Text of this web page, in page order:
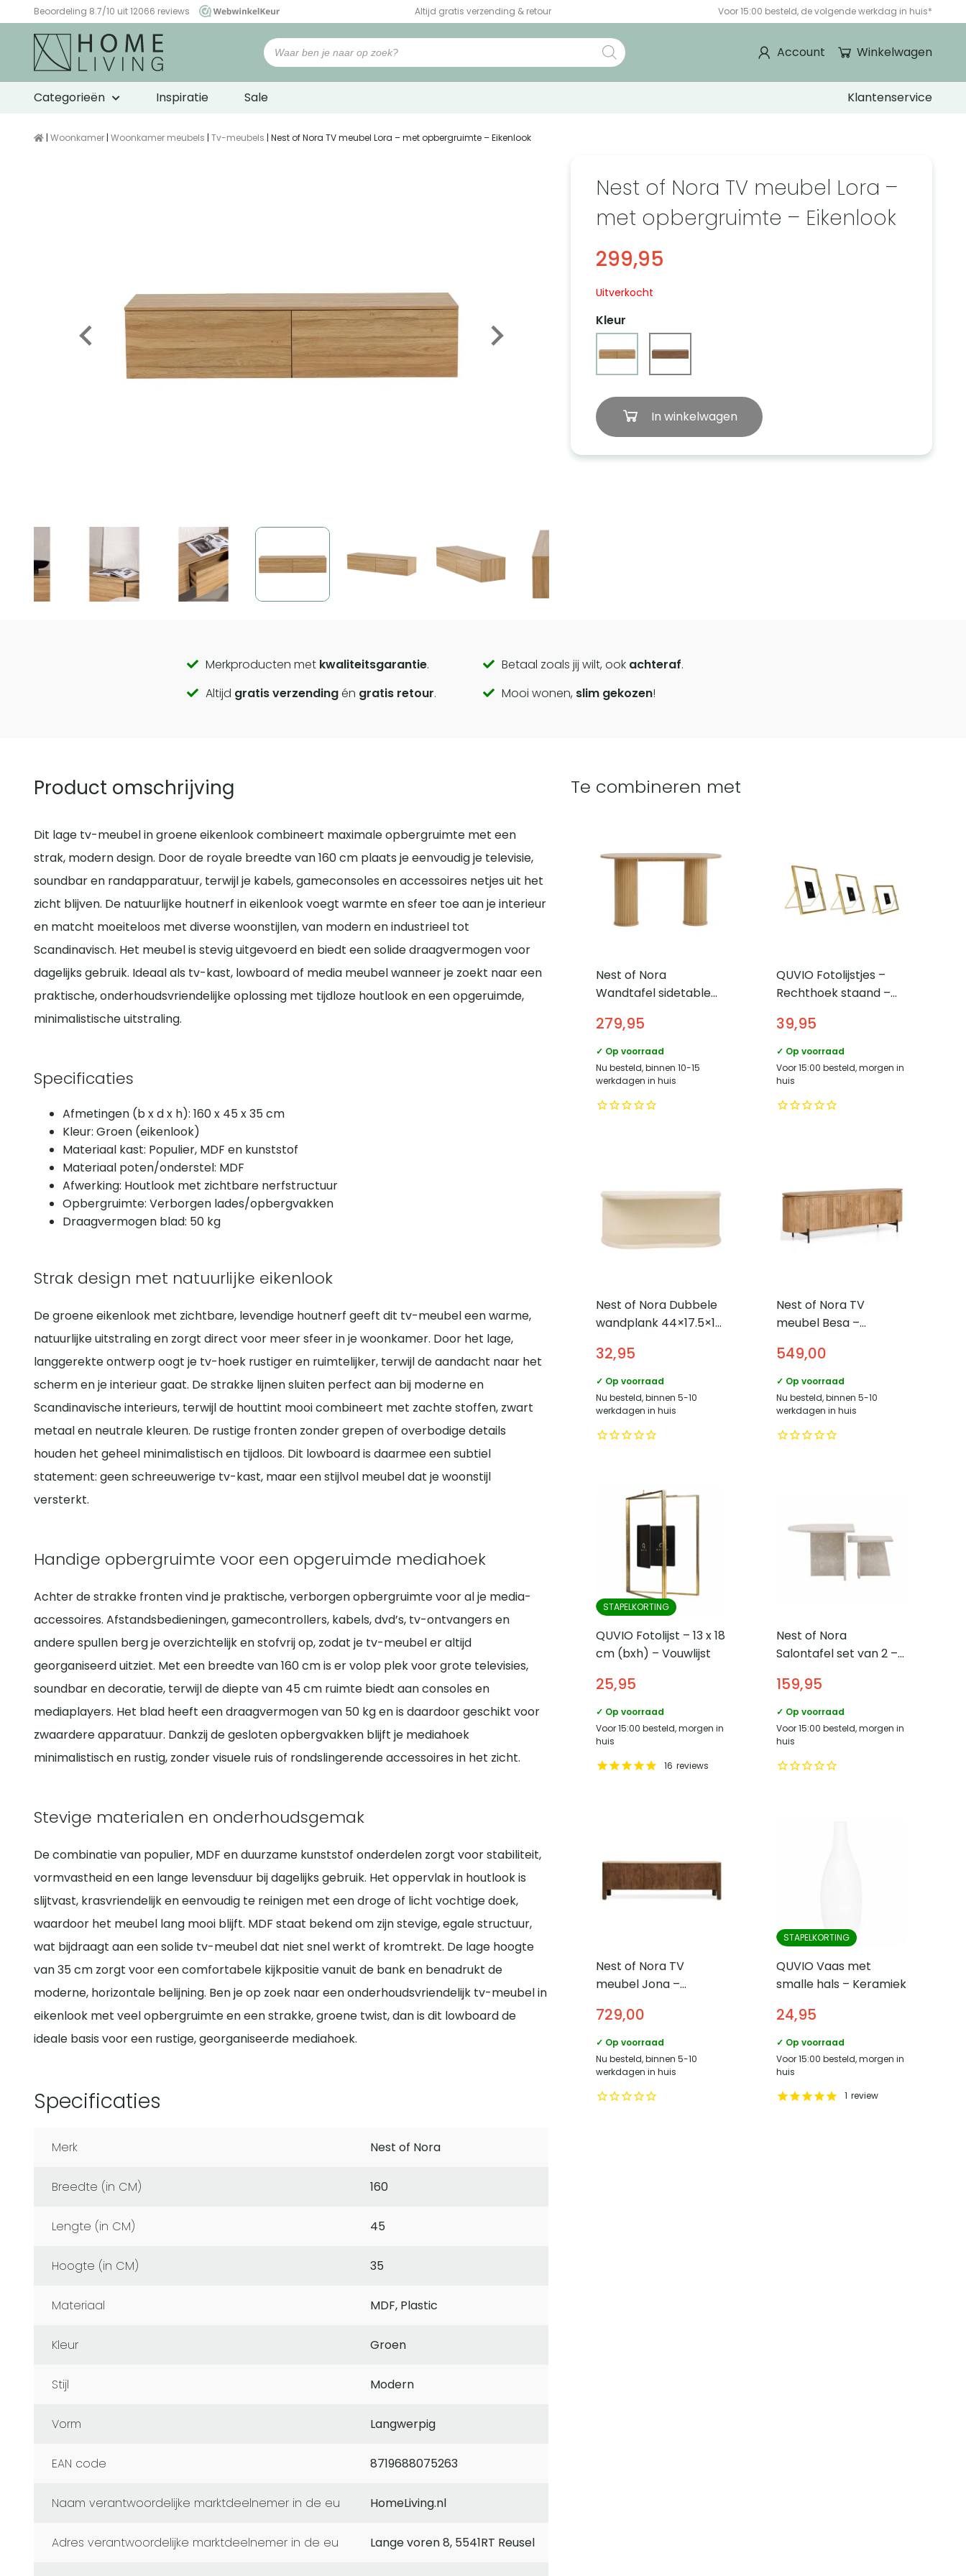
Beoordeling 8.7/10 uit 12066 reviews
WebwinkelKeur
Altijd gratis verzending & retour Voor 15:00 besteld, de volgende werkdag in huis*
Winkelwagen
Account
Categorieën Inspiratie Sale Klantenservice
| Woonkamer | Woonkamer meubels | Tv-meubels | Nest of Nora TV meubel Lora – met opbergruimte – Eikenlook
Nest of Nora TV meubel Lora –
met opbergruimte – Eikenlook
299,95
Uitverkocht
Kleur
In winkelwagen
Call
to
Merkproducten met kwaliteitsgarantie. Betaal zoals jij wilt, ook achteraf.
Altijd gratis verzendingén gratis retour. Mooi wonen, slim gekozen!
Product omschrijving
Dit lage tv-meubel in groene eikenlook combineert maximale opbergruimte met een
strak, modern design. Door de royale breedte van 160 cm plaats je eenvoudig je televisie,
soundbar en randapparatuur, terwijl je kabels, gameconsoles en accessoires netjes uit het
zicht blijven. De natuurlijke houtnerf in eikenlook voegt warmte en sfeer toe aan je interieur
en matcht moeiteloos met diverse woonstijlen, van modern en industrieel tot
Scandinavisch. Het meubel is stevig uitgevoerd en biedt een solide draagvermogen voor
dagelijks gebruik. Ideaal als tv-kast, lowboard of media meubel wanneer je zoekt naar een
praktische, onderhoudsvriendelijke oplossing met tijdloze houtlook en een opgeruimde,
minimalistische uitstraling.
Specificaties
Afmetingen (b x d x h): 160 x 45 x 35 cm
Kleur: Groen (eikenlook)
Materiaal kast: Populier, MDF en kunststof
Materiaal poten/onderstel: MDF
Afwerking: Houtlook met zichtbare nerfstructuur
Opbergruimte: Verborgen lades/opbergvakken
Draagvermogen blad: 50 kg
Strak design met natuurlijke eikenlook
De groene eikenlook met zichtbare, levendige houtnerf geeft dit tv-meubel een warme,
natuurlijke uitstraling en zorgt direct voor meer sfeer in je woonkamer. Door het lage,
langgerekte ontwerp oogt je tv-hoek rustiger en ruimtelijker, terwijl de aandacht naar het
scherm en je interieur gaat. De strakke lijnen sluiten perfect aan bij moderne en
Scandinavische interieurs, terwijl de houttint mooi combineert met zachte stoffen, zwart
metaal en neutrale kleuren. De rustige fronten zonder grepen of overbodige details
houden het geheel minimalistisch en tijdloos. Dit lowboard is daarmee een subtiel
statement: geen schreeuwerige tv-kast, maar een stijlvol meubel dat je woonstijl
versterkt.
Handige opbergruimte voor een opgeruimde mediahoek
Achter de strakke fronten vind je praktische, verborgen opbergruimte voor al je media-
accessoires. Afstandsbedieningen, gamecontrollers, kabels, dvd’s, tv-ontvangers en
andere spullen berg je overzichtelijk en stofvrij op, zodat je tv-meubel er altijd
georganiseerd uitziet. Met een breedte van 160 cm is er volop plek voor grote televisies,
soundbar en decoratie, terwijl de diepte van 45 cm ruimte biedt aan consoles en
mediaplayers. Het blad heeft een draagvermogen van 50 kg en is daardoor geschikt voor
zwaardere apparatuur. Dankzij de gesloten opbergvakken blijft je mediahoek
minimalistisch en rustig, zonder visuele ruis of rondslingerende accessoires in het zicht.
Stevige materialen en onderhoudsgemak
De combinatie van populier, MDF en duurzame kunststof onderdelen zorgt voor stabiliteit,
vormvastheid en een lange levensduur bij dagelijks gebruik. Het oppervlak in houtlook is
slijtvast, krasvriendelijk en eenvoudig te reinigen met een droge of licht vochtige doek,
waardoor het meubel lang mooi blijft. MDF staat bekend om zijn stevige, egale structuur,
wat bijdraagt aan een solide tv-meubel dat niet snel werkt of kromtrekt. De lage hoogte
van 35 cm zorgt voor een comfortabele kijkpositie vanuit de bank en benadrukt de
moderne, horizontale belijning. Ben je op zoek naar een onderhoudsvriendelijk tv-meubel in
eikenlook met veel opbergruimte en een strakke, groene twist, dan is dit lowboard de
ideale basis voor een rustige, georganiseerde mediahoek.
Specificaties
Merk Nest of Nora
Breedte (in CM) 160
Lengte (in CM) 45
Hoogte (in CM) 35
Materiaal MDF, Plastic
Kleur Groen
Stijl Modern
Vorm Langwerpig
EAN code 8719688075263
naam verantwoordelijke marktdeelnemer in de eu HomeLiving.nl
adres verantwoordelijke marktdeelnemer in de eu Lange voren 8, 5541RT Reusel
Te combineren met
Nest of Nora
Wandtafel sidetable
Ovale haltafel modern
– Naturel
279,95
✓ Op voorraad
Nu besteld, binnen 10-15
werkdagen in huis
QUVIO Fotolijstjes –
Rechthoek staand –
39,95
✓ Op voorraad
Voor 15:00 besteld, morgen in
huis
Nest of Nora Dubbele
wandplank 44×17.5×18
32,95
✓ Op voorraad
Nu besteld, binnen 5-10
werkdagen in huis
Nest of Nora TV
meubel Besa –
TV kast met deurtjes –
Lichtbruin
549,00
✓ Op voorraad
Nu besteld, binnen 5-10
werkdagen in huis
STAPELKORTING
QUVIO Fotolijst – 13 x 18
cm (bxh) – Vouwlijst
25,95
✓ Op voorraad
Voor 15:00 besteld, morgen in
huis
16 reviews
Nest of Nora
Salontafel set van 2 –
Vierkant 60×60 cm en
40×40 cm – Beige
159,95
✓ Op voorraad
Voor 15:00 besteld, morgen in
huis
Nest of Nora TV
meubel Jona –
marmeren top – 175
cm – Met deuren –
Bruin
729,00
✓ Op voorraad
Nu besteld, binnen 5-10
werkdagen in huis
STAPELKORTING
QUVIO Vaas met
smalle hals – Keramiek
24,95
✓ Op voorraad
Voor 15:00 besteld, morgen in
huis
1 review